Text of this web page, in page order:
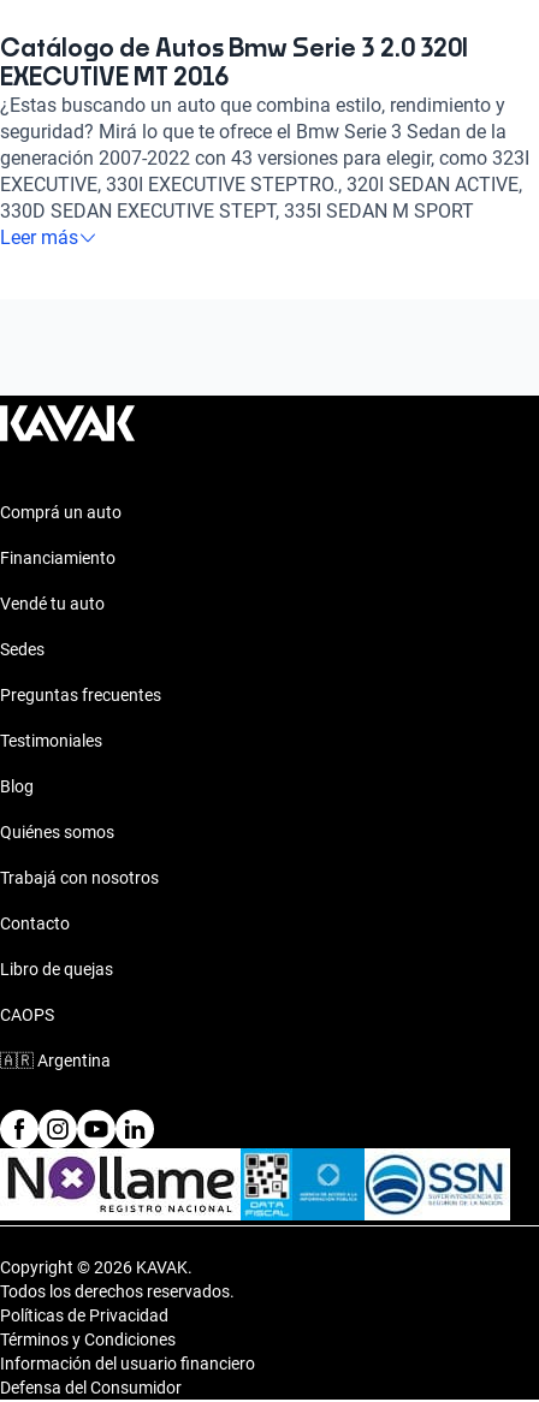
Catálogo de Autos Bmw Serie 3 2.0 320I
EXECUTIVE MT 2016
¿Estas buscando un auto que combina estilo, rendimiento y
seguridad? Mirá lo que te ofrece el Bmw Serie 3 Sedan de la
generación 2007-2022 con 43 versiones para elegir, como 323I
EXECUTIVE, 330I EXECUTIVE STEPTRO., 320I SEDAN ACTIVE,
330D SEDAN EXECUTIVE STEPT, 335I SEDAN M SPORT
BITURBO, 335I SEDAN M SPORT BITURBO STEPT entre otros
Leer más
Comprá un auto
Financiamiento
Vendé tu auto
Sedes
Preguntas frecuentes
Testimoniales
Blog
Quiénes somos
Trabajá con nosotros
Contacto
Libro de quejas
CAOPS
🇦🇷Argentina
Copyright © 2026 KAVAK.
Todos los derechos reservados.
Políticas de Privacidad
Términos y Condiciones
Información del usuario financiero
Defensa del Consumidor